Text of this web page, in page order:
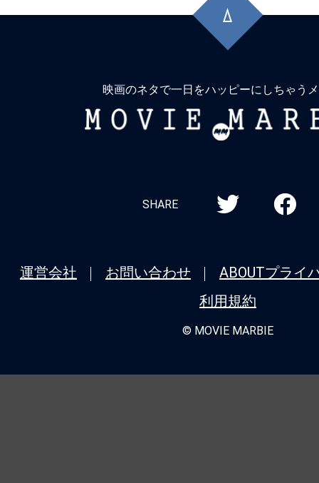
頭
に
映画のネタで一日をハッピーにしちゃう
MOVIE
SHARE
運営会社 お問い合わせ ABOUTプライ
利用規約
© MOVIE MARBIE